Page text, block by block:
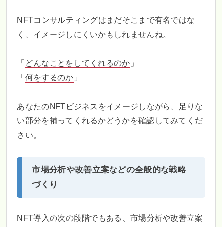
NFTコンサルティングはまだそこまで有名ではな
く、イメージしにくいかもしれませんね。
「 どんなことをしてくれるのか 」
「 何をするのか 」
あなたのNFTビジネスをイメージしながら、足りな
い部分を補ってくれるかどうかを確認してみてくだ
さい。
市場分析や改善立案などの全般的な戦略
づくり
NFT導入の次の段階でもある、市場分析や改善立案